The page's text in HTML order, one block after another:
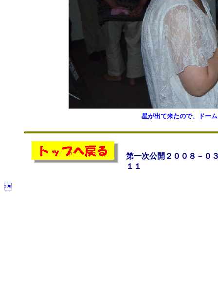
星が出て来たので、ドー
第一次公開２００８－０
１１
